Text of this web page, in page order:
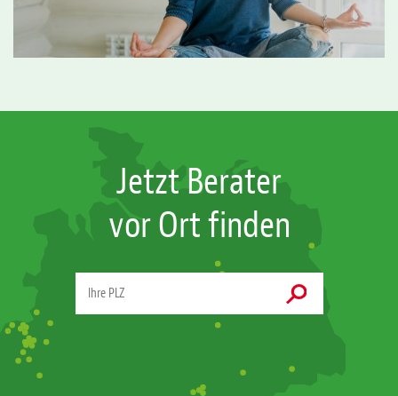
Jetzt Berater
vor Ort finden